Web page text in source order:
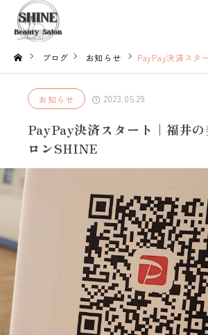
ブログ お知らせ PayPay決済スタート｜
お知らせ 2023.05.29
PayPay決済スタート｜福井
ロンSHINE